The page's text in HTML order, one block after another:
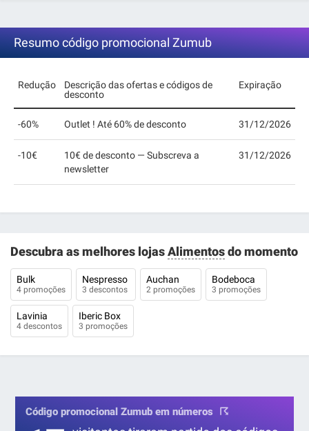
Resumo código promocional Zumub
Redução
Descrição das ofertas e códigos de
desconto
Expiração
-60% Outlet ! Até 60% de desconto 31/12/2026
-10€
10€ de desconto — Subscreva a
newsletter
31/12/2026
Descubra as melhores lojasAlimentosdo momento
Bulk
4 promoções
Nespresso
3 descontos
Auchan
2 promoções
Bodeboca
3 promoções
Lavinia
4 descontos
Iberic Box
3 promoções
Código promocional Zumub em números